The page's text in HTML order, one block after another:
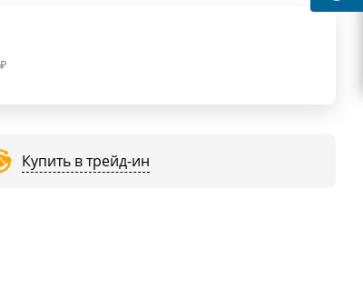
Купить в трейд-ин